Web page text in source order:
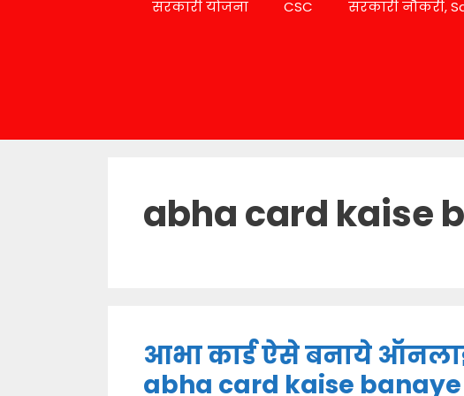
सरकारी योजना CSC सरकारी नौकरी,
abha card kaise
आभा कार्ड ऐसे बनाये
abha card kaise banaye